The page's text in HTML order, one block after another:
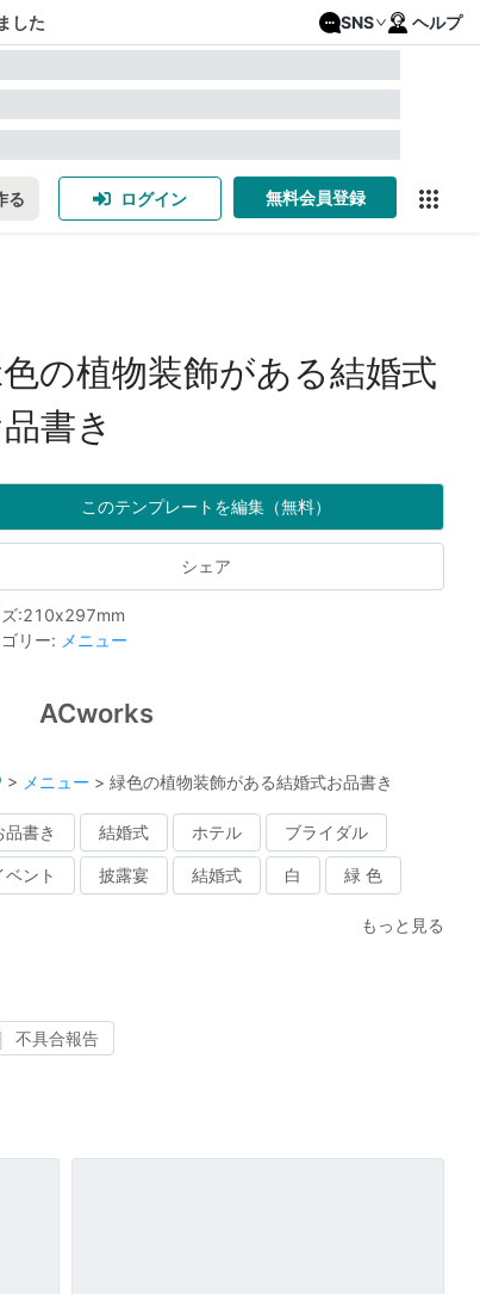
した SNS ヘルプ
る ログイン 無料会員登録
の植物装飾がある結婚式
書き
このテンプレートを編集（無料）
シェア
:210x297mm
リー: メニュー
ACworks
> メニュー > 緑色の植物装飾がある結婚式お品書き
品書き 結婚式 ホテル ブライダル
ベント 披露宴 結婚式 白 緑 色
もっと見る
不具合報告